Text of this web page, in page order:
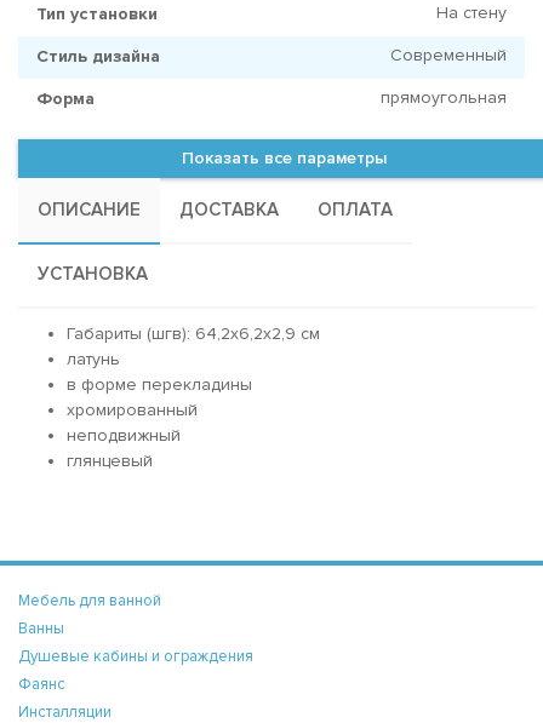
Тип установки
На стену
Стиль дизайна Современный
Форма прямоугольная
Показать все параметры
ОПИСАНИЕ ДОСТАВКА ОПЛАТА
УСТАНОВКА
Габариты (шгв): 64,2x6,2x2,9 см
латунь
в форме перекладины
хромированный
неподвижный
глянцевый
Мебель для ванной
Ванны
Душевые кабины и ограждения
Фаянс
Инсталляции